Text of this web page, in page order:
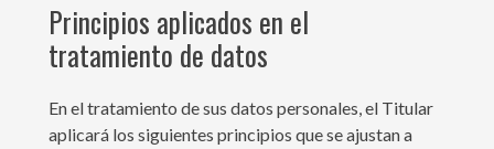
Principios aplicados en el
tratamiento de datos
En el tratamiento de sus datos personales, el Titular
aplicará los siguientes principios que se ajustan a